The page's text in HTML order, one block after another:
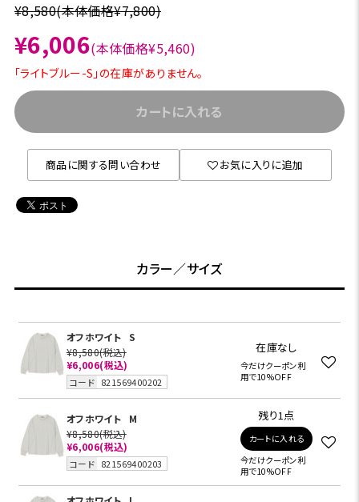
¥8,580(本体価格¥7,800)
¥6,006(本体価格¥5,460)
「ライトブルー-S」の在庫がありません。
カートに入れる
商品に関する問い合わせ お気に入りに追加
カラー／サイズ
オフホワイト
S
¥8,580(税込)
¥6,006(税込)
コード 821569400202
在庫なし
今だけクーポン利
用で10%OFF
オフホワイト
M
¥8,580(税込)
¥6,006(税込)
コード 821569400203
残り1点
カートに入れる
今だけクーポン利
用で10%OFF